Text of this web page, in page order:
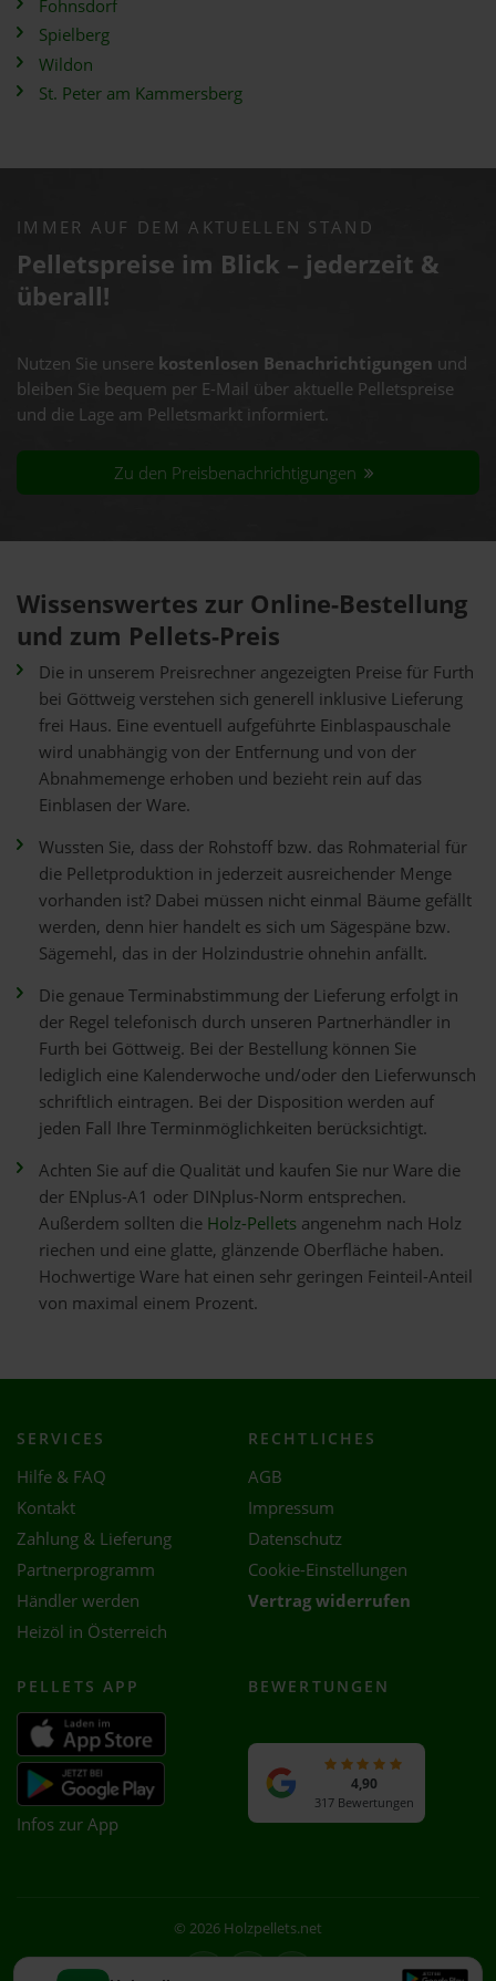
Fohnsdorf
Spielberg
Wildon
St. Peter am Kammersberg
IMMER AUF DEM AKTUELLEN STAND
Pelletspreise im Blick – jederzeit &
überall!
Nutzen Sie unsere kostenlosen Benachrichtigungen und
bleiben Sie bequem per E-Mail über aktuelle Pelletspreise
und die Lage am Pelletsmarkt informiert.
Zu den Preisbenachrichtigungen
Wissenswertes zur Online-Bestellung
und zum Pellets-Preis
Die in unserem Preisrechner angezeigten Preise für Furth
bei Göttweig verstehen sich generell inklusive Lieferung
frei Haus. Eine eventuell aufgeführte Einblaspauschale
wird unabhängig von der Entfernung und von der
Abnahmemenge erhoben und bezieht rein auf das
Einblasen der Ware.
Wussten Sie, dass der Rohstoff bzw. das Rohmaterial für
die Pelletproduktion in jederzeit ausreichender Menge
vorhanden ist? Dabei müssen nicht einmal Bäume gefällt
werden, denn hier handelt es sich um Sägespäne bzw.
Sägemehl, das in der Holzindustrie ohnehin anfällt.
Die genaue Terminabstimmung der Lieferung erfolgt in
der Regel telefonisch durch unseren Partnerhändler in
Furth bei Göttweig. Bei der Bestellung können Sie
lediglich eine Kalenderwoche und/oder den Lieferwunsch
schriftlich eintragen. Bei der Disposition werden auf
jeden Fall Ihre Terminmöglichkeiten berücksichtigt.
Achten Sie auf die Qualität und kaufen Sie nur Ware die
der ENplus-A1 oder DINplus-Norm entsprechen.
Außerdem sollten die Holz-Pellets angenehm nach Holz
riechen und eine glatte, glänzende Oberfläche haben.
Hochwertige Ware hat einen sehr geringen Feinteil-Anteil
von maximal einem Prozent.
SERVICES
Hilfe & FAQ
Kontakt
Zahlung & Lieferung
Partnerprogramm
Händler werden
Heizöl in Österreich
RECHTLICHES
AGB
Impressum
Datenschutz
Cookie-Einstellungen
Vertrag widerrufen
PELLETS APP
Infos zur App
BEWERTUNGEN
4,90
317 Bewertungen
© 2026 Holzpellets.net